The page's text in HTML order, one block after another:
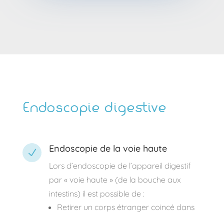
Endoscopie digestive
N Endoscopie de la voie haute
Lors d’endoscopie de l’appareil digestif
par « voie haute » (de la bouche aux
intestins) il est possible de :
Retirer un corps étranger coincé dans